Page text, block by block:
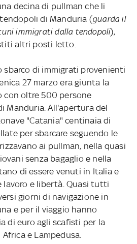
decina di pullman che li
di Manduria (guarda il
immigrati dalla tendopoli),
altri posti letto.
sbarco di immigrati provenienti
27 marzo era giunta la
con oltre 500 persone
Manduria. All'apertura del
"Catania" centinaia di
per sbarcare seguendo le
ai pullman, nella quasi
senza bagaglio e nella
di essere venuti in Italia e
lavoro e libertà. Quasi tutti
giorni di navigazione in
e per il viaggio hanno
di euro agli scafisti per la
e Lampedusa.